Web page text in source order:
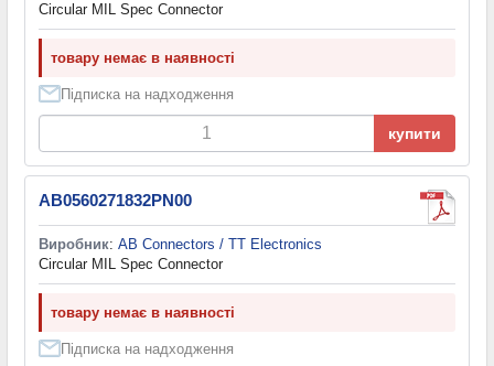
Circular MIL Spec Connector
товару немає в наявності
Підписка на надходження
купити
AB0560271832PN00
Виробник: AB Connectors / TT Electronics
Circular MIL Spec Connector
товару немає в наявності
Підписка на надходження